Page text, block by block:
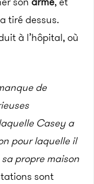
tiré dessus.
à l’hôpital, où
de
Casey a
pour laquelle il
propre maison
sont